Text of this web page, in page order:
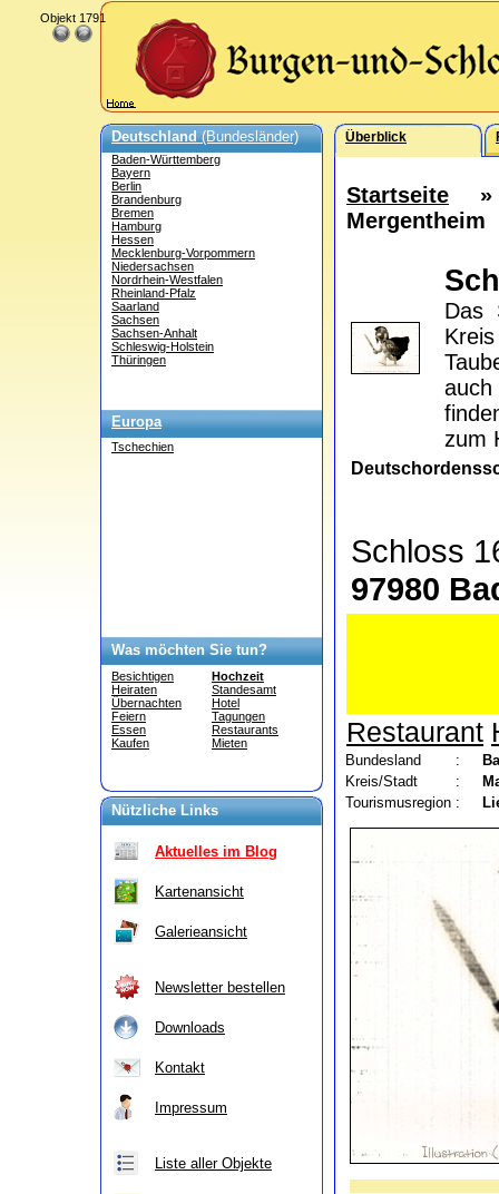
Deutschland(Bundesländer)
Baden-Württemberg
Bayern
Berlin
Brandenburg
Bremen
Hamburg
Hessen
Mecklenburg-Vorpommern
Niedersachsen
Nordrhein-Westfalen
Rheinland-Pfalz
Saarland
Sachsen
Sachsen-Anhalt
Schleswig-Holstein
Thüringen
Europa
Tschechien
Was möchten Sie tun?
Besichtigen
Heiraten
Übernachten
Feiern
Essen
Kaufen
Hochzeit
Standesamt
Hotel
Tagungen
Restaurants
Mieten
Nützliche Links
Aktuelles im Blog
Kartenansicht
Galerieansicht
Newsletter bestellen
Downloads
Kontakt
Impressum
Liste aller Objekte
Überblick
Startseite
Mergentheim
Das
zum
Schloss
97980
Restaurant
Bundesland :
Kreis/Stadt
:
Tourismusregion :
Objekt 1791